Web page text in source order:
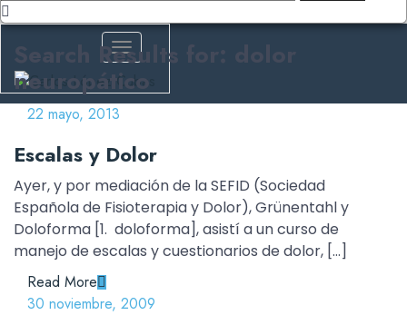
Search Results for: dolor
neuropático
22 mayo, 2013
Escalas y Dolor
Ayer, y por mediación de la SEFID (Sociedad
Española de Fisioterapia y Dolor), Grünentahl y
Doloforma [1. doloforma], asistí a un curso de
manejo de escalas y cuestionarios de dolor, […]
Read More
30 noviembre, 2009